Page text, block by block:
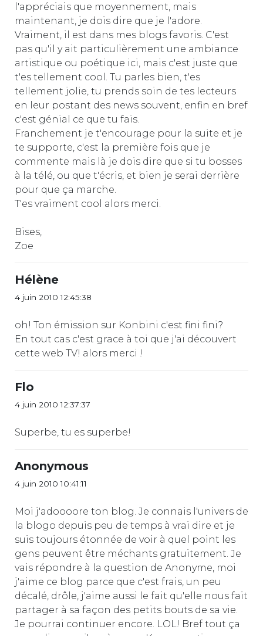
l'appréciais que moyennement, mais
maintenant, je dois dire que je l'adore.
Vraiment, il est dans mes blogs favoris. C'est
pas qu'il y ait particulièrement une ambiance
artistique ou poétique ici, mais c'est juste que
t'es tellement cool. Tu parles bien, t'es
tellement jolie, tu prends soin de tes lecteurs
en leur postant des news souvent, enfin en bref
c'est génial ce que tu fais.
Franchement je t'encourage pour la suite et je
te supporte, c'est la première fois que je
commente mais là je dois dire que si tu bosses
à la télé, ou que t'écris, et bien je serai derrière
pour que ça marche.
T'es vraiment cool alors merci.
Bises,
Zoe
Hélène
4 juin 2010 12:45:38
oh! Ton émission sur Konbini c'est fini fini?
En tout cas c'est grace à toi que j'ai découvert
cette web TV! alors merci !
Flo
4 juin 2010 12:37:37
Superbe, tu es superbe!
Anonymous
4 juin 2010 10:41:11
Moi j'adoooore ton blog. Je connais l'univers de
la blogo depuis peu de temps à vrai dire et je
suis toujours étonnée de voir à quel point les
gens peuvent être méchants gratuitement. Je
vais répondre à la question de Anonyme, moi
j'aime ce blog parce que c'est frais, un peu
décalé, drôle, j'aime aussi le fait qu'elle nous fait
partager à sa façon des petits bouts de sa vie.
Je pourrai continuer encore. LOL! Bref tout ça